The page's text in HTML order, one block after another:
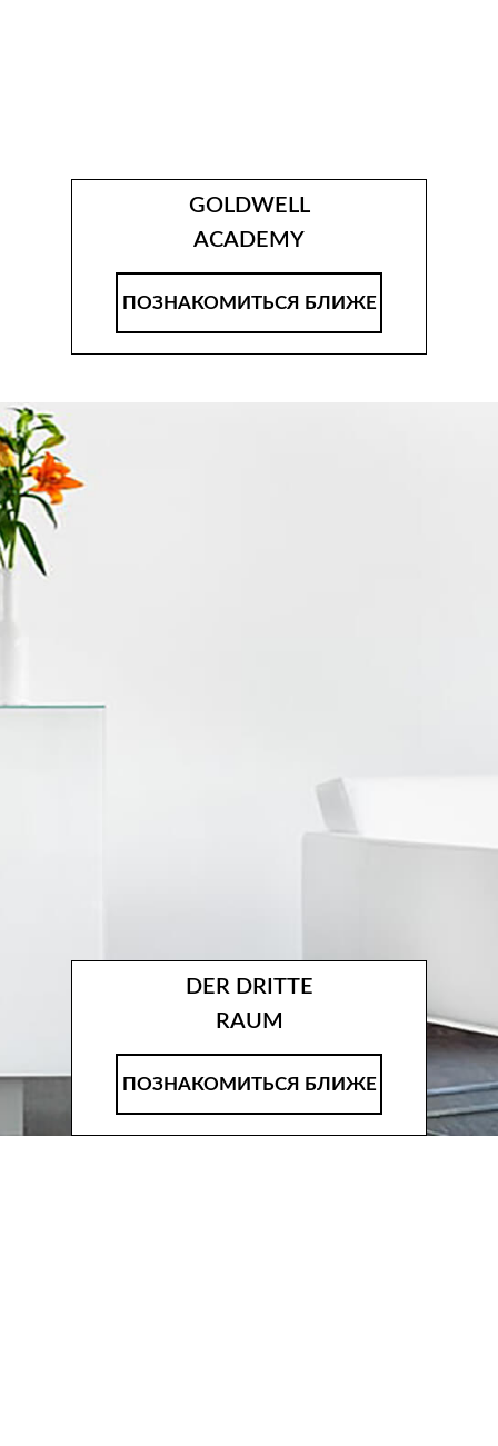
GOLDWELL
ACADEMY
ПОЗНАКОМИТЬСЯ БЛИЖЕ
DER DRITTE
RAUM
ПОЗНАКОМИТЬСЯ БЛИЖЕ